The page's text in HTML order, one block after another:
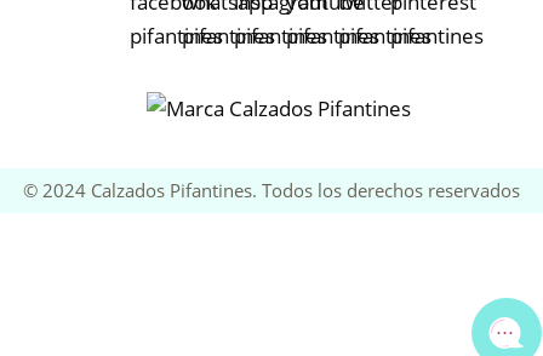
© 2024 Calzados Pifantines. Todos los derechos reservados
🔄 Solicitar
CAMBIO/DEVOLUCIÓN
📞 Contactar Whatsapp
📧 Enviar mensaje